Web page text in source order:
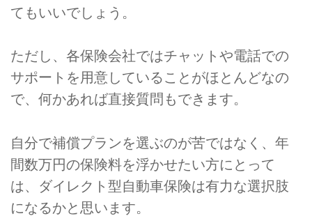
てもいいでしょう。
ただし、各保険会社ではチャットや電話での
サポートを用意していることがほとんどなの
で、何かあれば直接質問もできます。
自分で補償プランを選ぶのが苦ではなく、年
間数万円の保険料を浮かせたい方にとって
は、ダイレクト型自動車保険は有力な選択肢
になるかと思います。